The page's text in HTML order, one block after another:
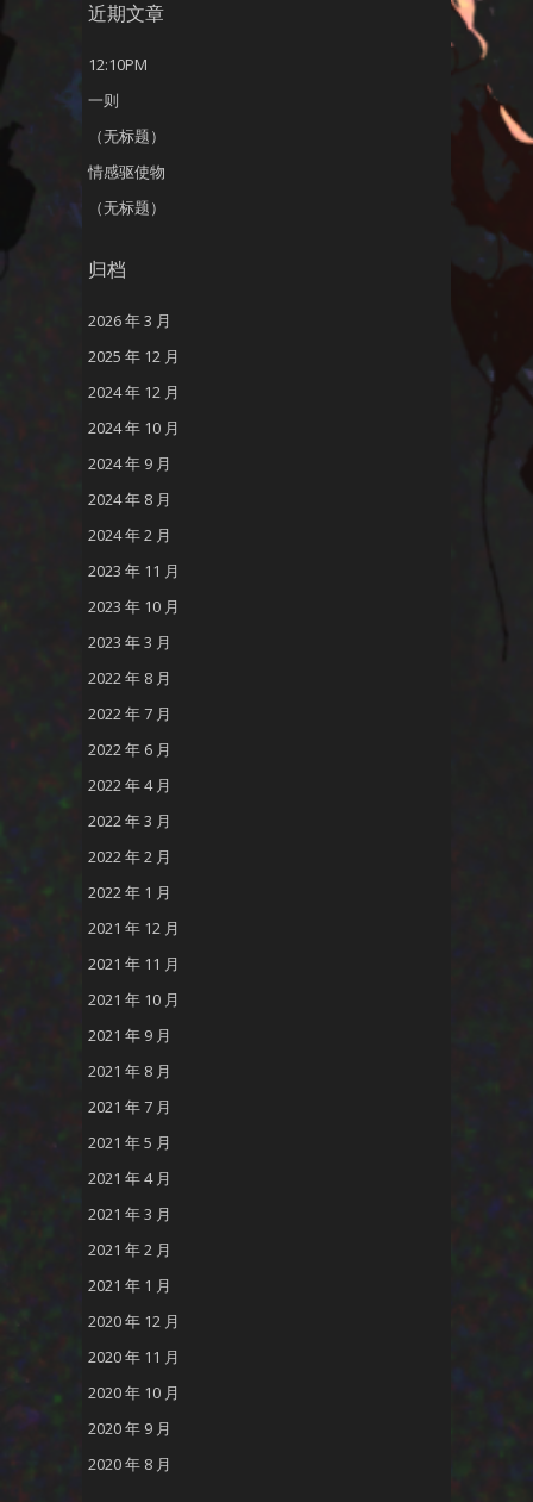
近期文章
12:10PM
一则
（无标题）
情感驱使物
（无标题）
归档
2026 年 3 月
2025 年 12 月
2024 年 12 月
2024 年 10 月
2024 年 9 月
2024 年 8 月
2024 年 2 月
2023 年 11 月
2023 年 10 月
2023 年 3 月
2022 年 8 月
2022 年 7 月
2022 年 6 月
2022 年 4 月
2022 年 3 月
2022 年 2 月
2022 年 1 月
2021 年 12 月
2021 年 11 月
2021 年 10 月
2021 年 9 月
2021 年 8 月
2021 年 7 月
2021 年 5 月
2021 年 4 月
2021 年 3 月
2021 年 2 月
2021 年 1 月
2020 年 12 月
2020 年 11 月
2020 年 10 月
2020 年 9 月
2020 年 8 月